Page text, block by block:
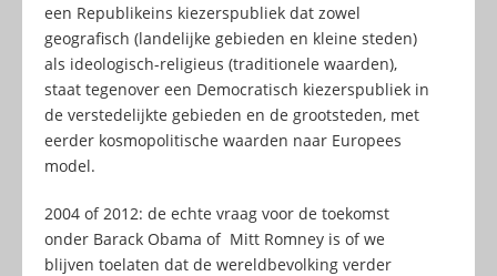
een Republikeins kiezerspubliek dat zowel
geografisch (landelijke gebieden en kleine steden)
als ideologisch-religieus (traditionele waarden),
staat tegenover een Democratisch kiezerspubliek in
de verstedelijkte gebieden en de grootsteden, met
eerder kosmopolitische waarden naar Europees
model.
2004 of 2012: de echte vraag voor de toekomst
onder Barack Obama of Mitt Romney is of we
blijven toelaten dat de wereldbevolking verder